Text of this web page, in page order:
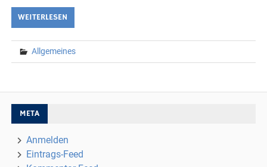
WEITERLESEN
Allgemeines
META
Anmelden
Eintrags-Feed